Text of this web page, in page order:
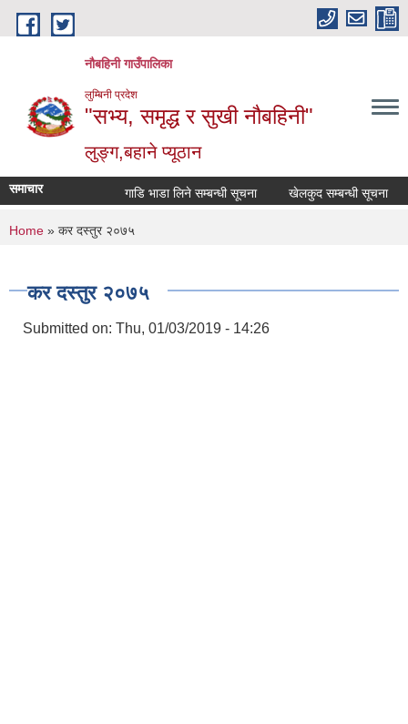
Skip to main content
नौबहिनी गाउँपालिका
लुम्बिनी प्रदेश
"सभ्य, समृद्ध र सुखी नौबहिनी"
लुङ्ग,बहाने प्यूठान
समाचार गाडि भाडा लिने सम्बन्धी सूचना खेलकुद सम्बन्धी सूचना
You are here
Home » कर दस्तुर २०७५
कर दस्तुर २०७५
Submitted on: Thu, 01/03/2019 - 14:26